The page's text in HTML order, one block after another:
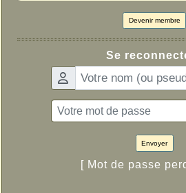
Devenir membre
Se
Envoyer
[ Mot de passe